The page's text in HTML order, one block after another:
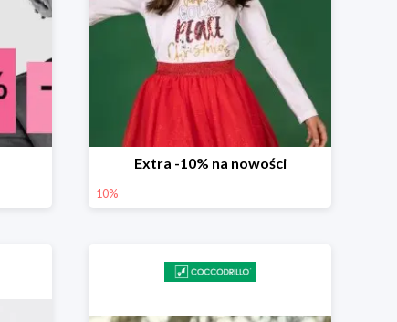
Extra -10% na nowości
10%